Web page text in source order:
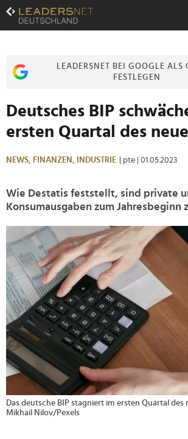
Zum
Inhalt
Zur
Zur
LEADERSNET BEI GOOGLE ALS
FESTLEGEN
Deutsches BIP
ersten Quartal des
NEWS, FINANZEN, INDUSTRIE | pte | 01.05.2023
Wie Destatis feststellt, sind private
Konsumausgaben zum Jahresbeginn
Das deutsche BIP stagniert im ersten Quartal des
Mikhail Nilov/Pexels